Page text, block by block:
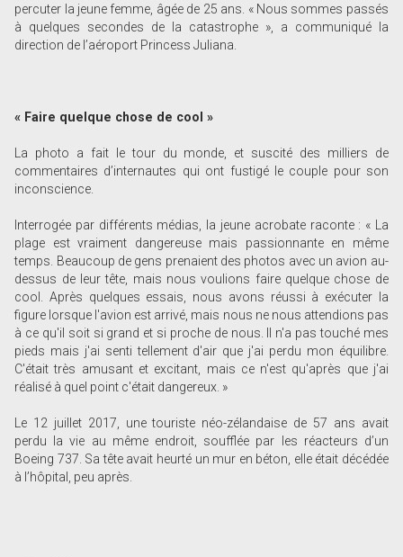
percuter la jeune femme, âgée de 25 ans. « Nous sommes passés
à quelques secondes de la catastrophe », a communiqué la
direction de l’aéroport Princess Juliana.
« Faire quelque chose de cool »
La photo a fait le tour du monde, et suscité des milliers de
commentaires d’internautes qui ont fustigé le couple pour son
inconscience.
Interrogée par différents médias, la jeune acrobate raconte : « La
plage est vraiment dangereuse mais passionnante en même
temps. Beaucoup de gens prenaient des photos avec un avion au-
dessus de leur tête, mais nous voulions faire quelque chose de
cool. Après quelques essais, nous avons réussi à exécuter la
figure lorsque l'avion est arrivé, mais nous ne nous attendions pas
à ce qu'il soit si grand et si proche de nous. Il n'a pas touché mes
pieds mais j'ai senti tellement d'air que j'ai perdu mon équilibre.
C'était très amusant et excitant, mais ce n'est qu'après que j'ai
réalisé à quel point c'était dangereux. »
Le 12 juillet 2017, une touriste néo-zélandaise de 57 ans avait
perdu la vie au même endroit, soufflée par les réacteurs d’un
Boeing 737. Sa tête avait heurté un mur en béton, elle était décédée
à l’hôpital, peu après.